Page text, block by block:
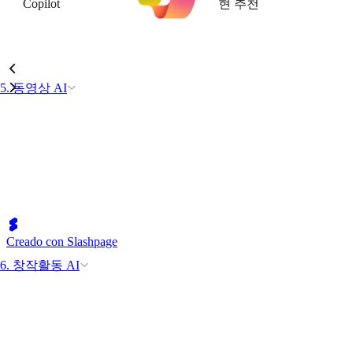
5. 동영상 AI
6. 창작활동 AI
Copilot 현 추천
Creado con Slashpage